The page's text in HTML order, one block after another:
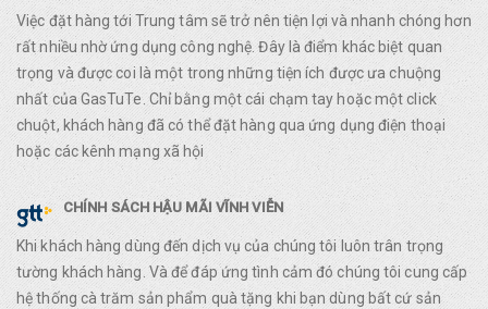
Việc đặt hàng tới Trung tâm sẽ trở nên tiện lợi và nhanh chóng hơn
rất nhiều nhờ ứng dụng công nghệ. Đây là điểm khác biệt quan
trọng và được coi là một trong những tiện ích được ưa chuộng
nhất của GasTuTe. Chỉ bằng một cái chạm tay hoặc một click
chuột, khách hàng đã có thể đặt hàng qua ứng dụng điện thoại
hoặc các kênh mạng xã hội
CHÍNH SÁCH HẬU MÃI VĨNH VIỄN
Khi khách hàng dùng đến dịch vụ của chúng tôi luôn trân trọng
tường khách hàng. Và để đáp ứng tình cảm đó chúng tôi cung cấp
hệ thống cà trăm sản phẩm quà tặng khi bạn dùng bất cứ sản